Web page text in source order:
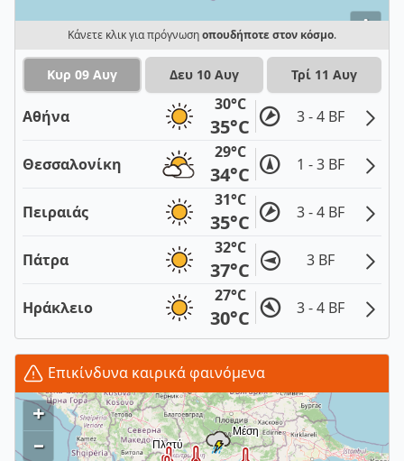
i
Κάνετε κλικ για πρόγνωσηοπουδήποτε στον κόσμο.
Κυρ 09 Αυγ Δευ 10 Αυγ Τρί 11 Αυγ
Αθήνα
30°C
35°C 3 - 4 BF
Θεσσαλονίκη
29°C
34°C 1 - 3 BF
Πειραιάς
31°C
35°C 3 - 4 BF
Πάτρα
32°C
37°C 3 BF
Ηράκλειο
27°C
30°C 3 - 4 BF
Επικίνδυνα καιρικά φαινόμενα
+
–